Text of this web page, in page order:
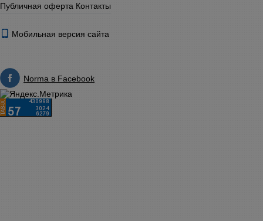
Публичная оферта Контакты
Мобильная версия сайта
Norma в Facebook